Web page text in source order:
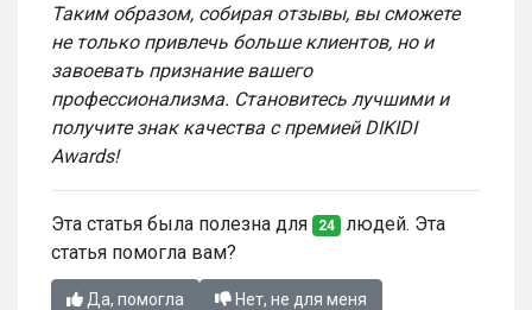
Таким образом, собирая отзывы, вы сможете
не только привлечь больше клиентов, но и
завоевать признание вашего
профессионализма. Становитесь лучшими и
получите знак качества с премией DIKIDI
Awards!
Эта статья была полезна для 24 людей. Эта
статья помогла вам?
Да, помогла Нет, не для меня